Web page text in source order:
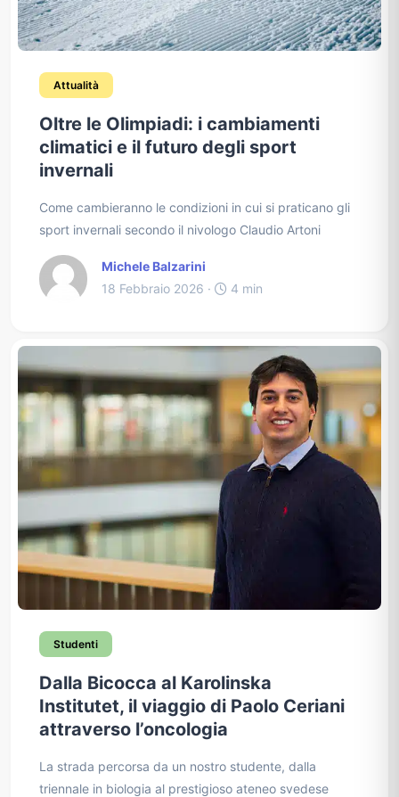
Attualità
Oltre le Olimpiadi: i cambiamenti
climatici e il futuro degli sport
invernali
Come cambieranno le condizioni in cui si praticano gli
sport invernali secondo il nivologo Claudio Artoni
Michele Balzarini
18 Febbraio 2026 ·
4 min
Studenti
Dalla Bicocca al Karolinska
Institutet, il viaggio di Paolo Ceriani
attraverso l’oncologia
La strada percorsa da un nostro studente, dalla
triennale in biologia al prestigioso ateneo svedese